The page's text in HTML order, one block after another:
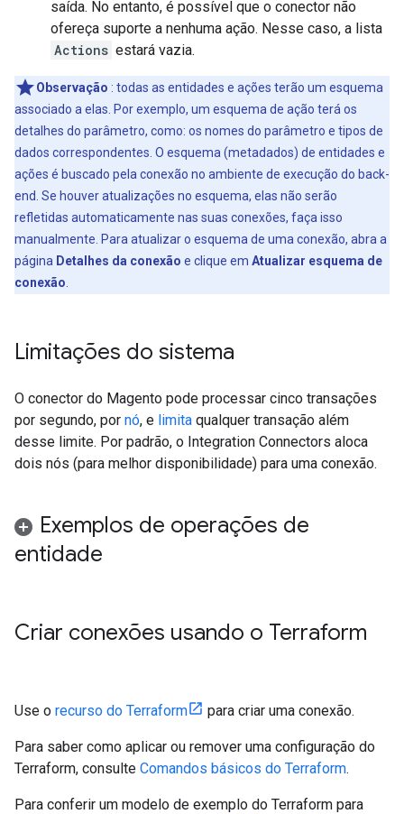
saída. No entanto, é possível que o conector não
ofereça suporte a nenhuma ação. Nesse caso, a lista
Actions estará vazia.
Observação : todas as entidades e ações terão um esquema
associado a elas. Por exemplo, um esquema de ação terá os
detalhes do parâmetro, como: os nomes do parâmetro e tipos de
dados correspondentes. O esquema (metadados) de entidades e
ações é buscado pela conexão no ambiente de execução do back-
end. Se houver atualizações no esquema, elas não serão
refletidas automaticamente nas suas conexões, faça isso
manualmente. Para atualizar o esquema de uma conexão, abra a
página Detalhes da conexão e clique em Atualizar esquema de
conexão
Limitações do sistema
O conector do Magento pode processar cinco transações
por segundo, por nó, e limita qualquer transação além
desse limite. Por padrão, o Integration Connectors aloca
dois nós (para melhor disponibilidade) para uma conexão.
Exemplos de operações de
entidade
Criar conexões usando o Terraform
Use o recurso do Terraform para criar uma conexão.
Para saber como aplicar ou remover uma configuração do
Terraform, consulte Comandos básicos do Terraform.
Para conferir um modelo de exemplo do Terraform para